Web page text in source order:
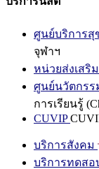
ศูนย์บริการสุ
จุฬาฯ
หน่วยส่งเสริ
ศูนย์นวัตกรร
การเรียนรู้
CUVIP
บริการสังคม
บริการทดสอ